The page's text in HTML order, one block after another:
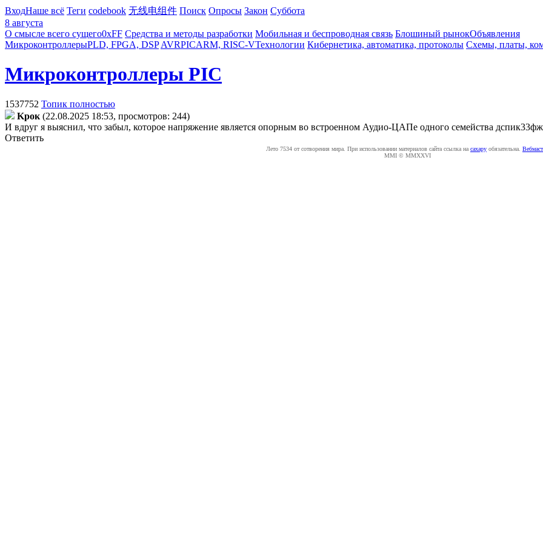
ВходНаше всё Теги codebook 无线电组件 Поиск Опросы Закон Суббота
8 августа
О смысле всего сущего0xFF Средства и методы разработки Мобильная и беспроводная связь Блошиный рынокОбъявления
МикроконтроллерыPLD, FPGA, DSP AVRPICARM, RISC-VТехнологии Кибернетика, автоматика, протоколы Схемы, платы,
Микроконтроллеры PIC
1537752 Топик полностью
Kpoк (22.08.2025 18:53, просмотров: 244)
И вдруг я выяснил, что забыл, которое напряжение является опорным во встроенном Аудио-ЦАПе одного семейства
Ответить
Лето 7534 от сотворения мира. При использовании материалов сайта ссылка на caxapу обязательна.
MMI © MMXXVI